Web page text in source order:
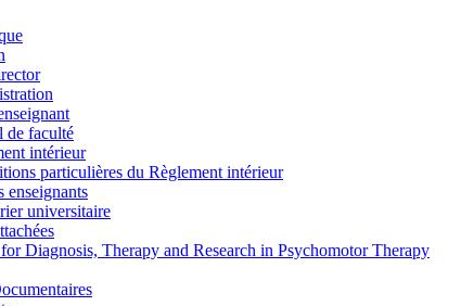
de faculté
intérieur
particulières du Règlement intérieur
enseignants
universitaire
Diagnosis, Therapy and Research in Psychomotor Therapy